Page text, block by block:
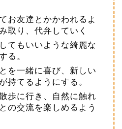
お友達とかかわれるよ
取り、代弁していく
てもいいような綺麗な
る。
を一緒に喜び、新しい
持てるようにする。
歩に行き、自然に触れ
の交流を楽しめるよう